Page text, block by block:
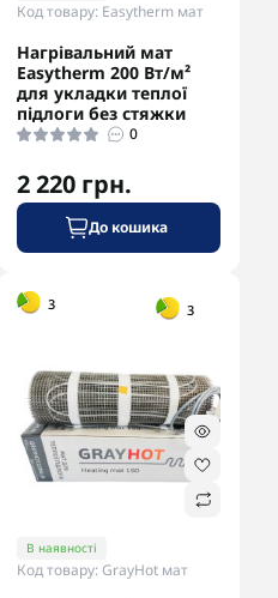
Код товару: Easytherm мат
Нагрівальний мат
Easytherm 200 Вт/м²
для укладки теплої
підлоги без стяжки
0
2 220 грн.
До кошика
3
-5% в корзині
3
В наявності
Код товару: GrayHot мат